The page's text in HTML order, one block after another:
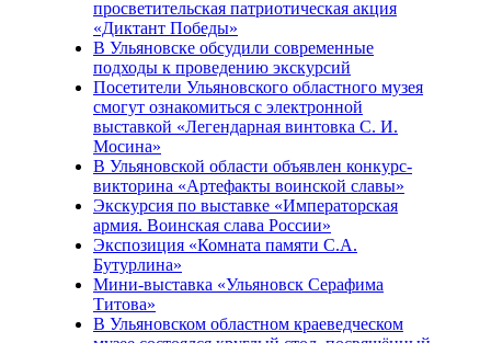
просветительская патриотическая акция
«Диктант Победы»
В Ульяновске обсудили современные
подходы к проведению экскурсий
Посетители Ульяновского областного музея
смогут ознакомиться с электронной
выставкой «Легендарная винтовка С. И.
Мосина»
В Ульяновской области объявлен конкурс-
викторина «Артефакты воинской славы»
Экскурсия по выставке «Императорская
армия. Воинская слава России»
Экспозиция «Комната памяти С.А.
Бутурлина»
Мини-выставка «Ульяновск Серафима
Титова»
В Ульяновском областном краеведческом